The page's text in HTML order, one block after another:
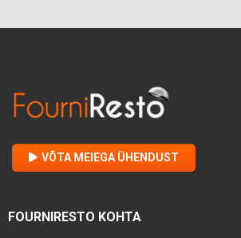
VÕTA MEIEGA ÜHENDUST
FOURNIRESTO KOHTA